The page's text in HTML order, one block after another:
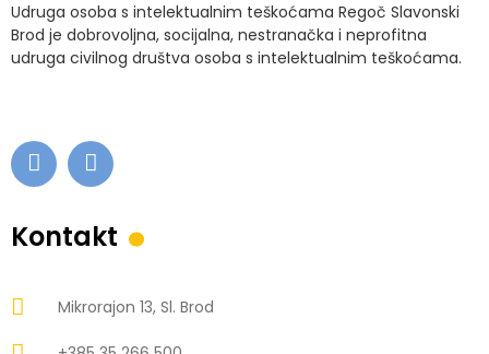
Udruga osoba s intelektualnim teškoćama Regoč Slavonski
Brod je dobrovoljna, socijalna, nestranačka i neprofitna
udruga civilnog društva osoba s intelektualnim teškoćama.
Kontakt .
Mikrorajon 13, Sl. Brod